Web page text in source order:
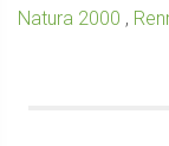
Natura 2000 ,